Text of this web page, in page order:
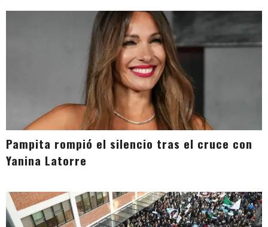
Pampita rompió el silencio tras el cruce con
Yanina Latorre